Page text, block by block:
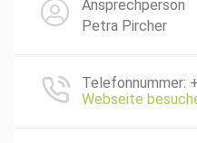
Ansprechperson
Petra Pircher
Telefonnummer:
Webseite